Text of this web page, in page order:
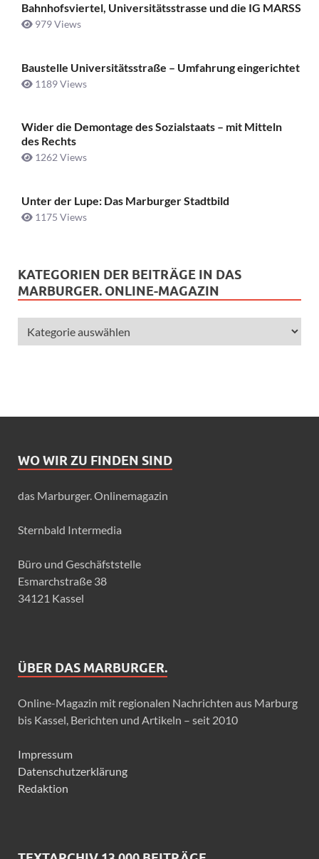
Bahnhofsviertel, Universitätsstrasse und die IG MARSS
979 Views
Baustelle Universitätsstraße ­– Umfahrung eingerichtet
1189 Views
Wider die Demontage des Sozialstaats – mit Mitteln
des Rechts
1262 Views
Unter der Lupe: Das Marburger Stadtbild
1175 Views
KATEGORIEN DER BEITRÄGE IN DAS
MARBURGER. ONLINE-MAGAZIN
WO WIR ZU FINDEN SIND
das Marburger. Onlinemagazin
Sternbald Intermedia
Büro und Geschäfststelle
Esmarchstraße 38
34121 Kassel
ÜBER DAS MARBURGER.
Online-Magazin mit regionalen Nachrichten aus Marburg
bis Kassel, Berichten und Artikeln – seit 2010
Impressum
Datenschutzerklärung
Redaktion